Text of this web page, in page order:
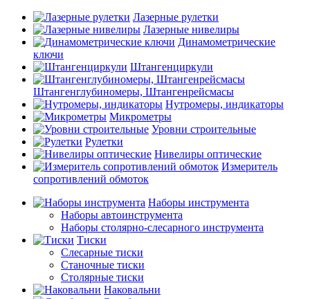
Лазерные рулетки
Лазерные нивелиры
Динамометрические
ключи
Штангенциркули
Штангенглубиномеры, Штангенрейсмасы
Нутромеры, индикаторы
Микрометры
Уровни строительные
Рулетки
Нивелиры оптические
Измеритель
сопротивлений обмоток
Наборы инструмента
Наборы автоинструмента
Наборы столярно-слесарного инструмента
Тиски
Слесарные тиски
Станочные тиски
Столярные тиски
Наковальни